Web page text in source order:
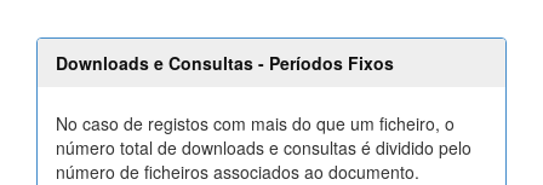
Downloads e Consultas - Períodos Fixos
No caso de registos com mais do que um ficheiro, o
número total de downloads e consultas é dividido pelo
número de ficheiros associados ao documento.